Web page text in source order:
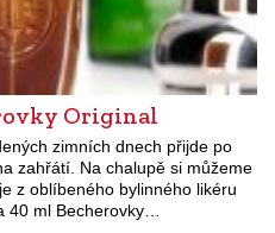
Original
zimních dnech přijde po
zahřátí. Na chalupě si můžeme
z oblíbeného bylinného likéru
ml Becherovky…